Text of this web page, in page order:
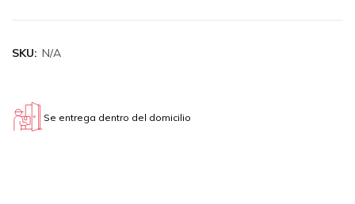
SKU: N/A
Se entrega dentro del domicilio